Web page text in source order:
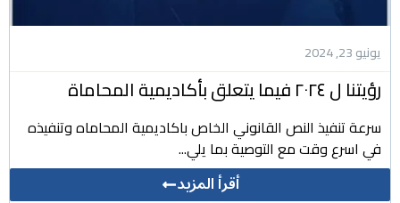
يونيو 23, 2024
رؤيتنا ل ٢٠٢٤ فيما يتعلق بأكاديمية المحاماة
سرعة تنفيذ النص القانوني الخاص باكاديمية المحاماه وتنفيذه
في اسرع وقت مع التوصية بما يلي...
أقرأ المزيد